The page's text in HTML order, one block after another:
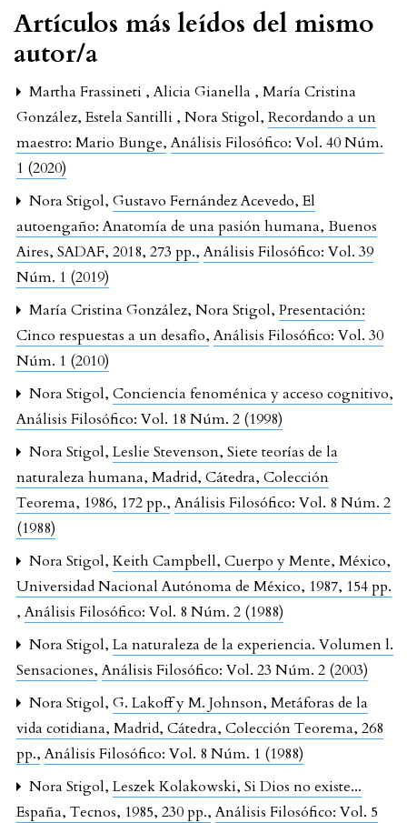
Artículos más leídos del mismo
autor/a
Martha Frassineti , Alicia Gianella , María Cristina
González, Estela Santilli , Nora Stigol, Recordando a un
maestro: Mario Bunge,Análisis Filosófico: Vol. 40 Núm.
1 (2020)
Nora Stigol, Gustavo Fernández Acevedo, El
autoengaño: Anatomía de una pasión humana, Buenos
Aires, SADAF, 2018, 273 pp.,Análisis Filosófico: Vol. 39
Núm. 1 (2019)
María Cristina González, Nora Stigol, Presentación:
Cinco respuestas a un desafío,Análisis Filosófico: Vol. 30
Núm. 1 (2010)
Nora Stigol, Conciencia fenoménica y acceso cognitivo,
Análisis Filosófico: Vol. 18 Núm. 2 (1998)
Nora Stigol, Leslie Stevenson, Siete teorías de la
naturaleza humana, Madrid, Cátedra, Colección
Teorema, 1986, 172 pp.,Análisis Filosófico: Vol. 8 Núm. 2
(1988)
Nora Stigol, Keith Campbell, Cuerpo y Mente, México,
Universidad Nacional Autónoma de México, 1987, 154 pp.
,Análisis Filosófico: Vol. 8 Núm. 2 (1988)
Nora Stigol, La naturaleza de la experiencia. Volumen l.
Sensaciones,Análisis Filosófico: Vol. 23 Núm. 2 (2003)
Nora Stigol, G. Lakoff y M. Johnson, Metáforas de la
vida cotidiana, Madrid, Cátedra, Colección Teorema, 268
pp.,Análisis Filosófico: Vol. 8 Núm. 1 (1988)
Nora Stigol, Leszek Kolakowski, Si Dios no existe...
España, Tecnos, 1985, 230 pp.,Análisis Filosófico: Vol. 5